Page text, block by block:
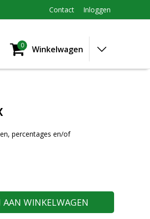
Contact Inloggen
0 Winkelwagen
percentages en/of
AAN WINKELWAGEN